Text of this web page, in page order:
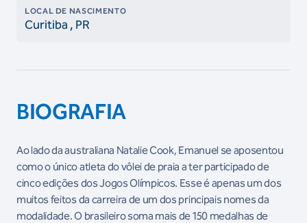
LOCAL DE NASCIMENTO
Curitiba , PR
BIOGRAFIA
Ao lado da australiana Natalie Cook, Emanuel se aposentou
como o único atleta do vôlei de praia a ter participado de
cinco edições dos Jogos Olímpicos. Esse é apenas um dos
muitos feitos da carreira de um dos principais nomes da
modalidade. O brasileiro soma mais de 150 medalhas de